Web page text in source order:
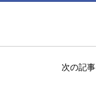
次の記